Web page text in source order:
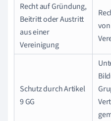
Recht auf Gründung,
Beitritt oder Austritt
aus einer
Vereinigung
Schutz durch Artikel
9 GG